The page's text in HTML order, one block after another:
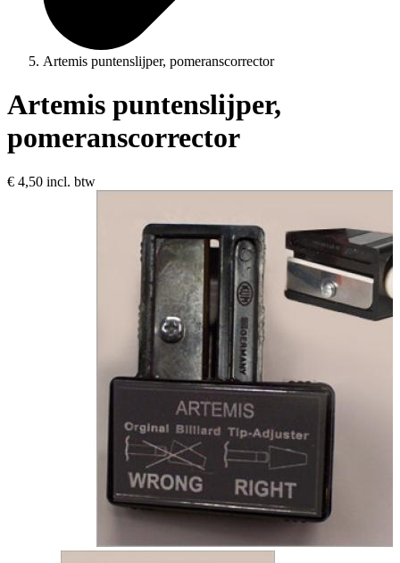
Artemis puntenslijper, pomeranscorrector
Artemis puntenslijper,
pomeranscorrector
€ 4,50 incl. btw